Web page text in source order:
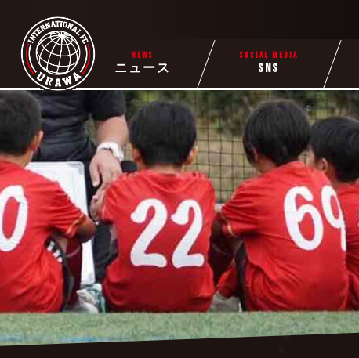
ニュース
NEWS
SNS
SOCIAL MEDIA